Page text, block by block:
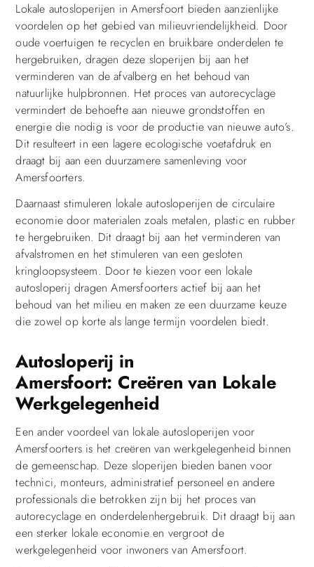
Lokale autosloperijen in Amersfoort bieden aanzienlijke
voordelen op het gebied van milieuvriendelijkheid. Door
oude voertuigen te recyclen en bruikbare onderdelen te
hergebruiken, dragen deze sloperijen bij aan het
verminderen van de afvalberg en het behoud van
natuurlijke hulpbronnen. Het proces van autorecyclage
vermindert de behoefte aan nieuwe grondstoffen en
energie die nodig is voor de productie van nieuwe auto’s.
Dit resulteert in een lagere ecologische voetafdruk en
draagt bij aan een duurzamere samenleving voor
Amersfoorters.
Daarnaast stimuleren lokale autosloperijen de circulaire
economie door materialen zoals metalen, plastic en rubber
te hergebruiken. Dit draagt bij aan het verminderen van
afvalstromen en het stimuleren van een gesloten
kringloopsysteem. Door te kiezen voor een lokale
autosloperij dragen Amersfoorters actief bij aan het
behoud van het milieu en maken ze een duurzame keuze
die zowel op korte als lange termijn voordelen biedt.
Autosloperij in
Amersfoort: Creëren van Lokale
Werkgelegenheid
Een ander voordeel van lokale autosloperijen voor
Amersfoorters is het creëren van werkgelegenheid binnen
de gemeenschap. Deze sloperijen bieden banen voor
technici, monteurs, administratief personeel en andere
professionals die betrokken zijn bij het proces van
autorecyclage en onderdelenhergebruik. Dit draagt bij aan
een sterker lokale economie en vergroot de
werkgelegenheid voor inwoners van Amersfoort.